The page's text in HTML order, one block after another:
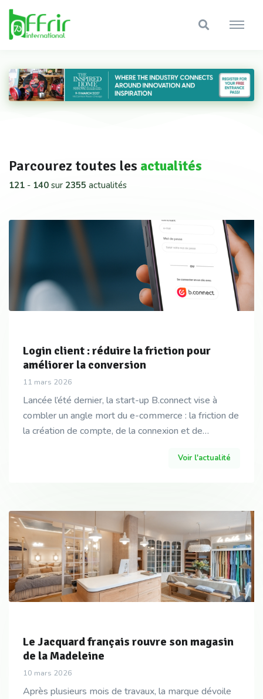
Parcourez toutes les actualités
121 - 140 sur 2355 actualités
Login client : réduire la friction pour
améliorer la conversion
11 mars 2026
Lancée l’été dernier, la start-up B.connect vise à
combler un angle mort du e-commerce : la friction de
la création de compte, de la connexion et de
Voir l'actualité
Le Jacquard français rouvre son magasin
de la Madeleine
10 mars 2026
Après plusieurs mois de travaux, la marque dévoile